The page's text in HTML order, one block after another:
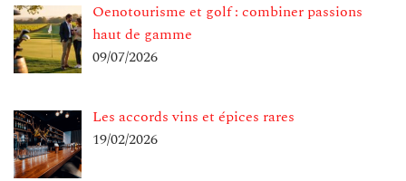
Oenotourisme et golf : combiner passions
haut de gamme
09/07/2026
Les accords vins et épices rares
19/02/2026